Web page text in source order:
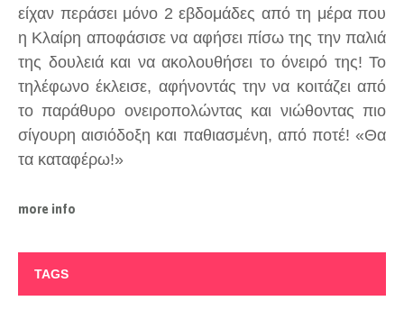
είχαν περάσει μόνο 2 εβδομάδες από τη μέρα που
η Κλαίρη αποφάσισε να αφήσει πίσω της την παλιά
της δουλειά και να ακολουθήσει το όνειρό της! Το
τηλέφωνο έκλεισε, αφήνοντάς την να κοιτάζει από
το παράθυρο ονειροπολώντας και νιώθοντας πιο
σίγουρη αισιόδοξη και παθιασμένη, από ποτέ! «Θα
τα καταφέρω!»
more info
TAGS